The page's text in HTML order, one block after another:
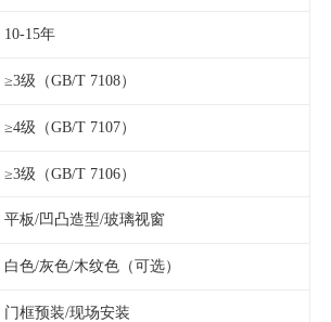
10-15年
≥3级（GB/T 7108）
≥4级（GB/T 7107）
≥3级（GB/T 7106）
平板/凹凸造型/玻璃视窗
白色/灰色/木纹色（可选）
门框预装/现场安装